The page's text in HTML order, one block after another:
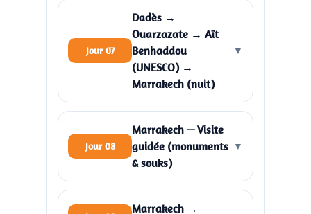
Jour 07
Dadès →
Ouarzazate → Aït
Benhaddou
(UNESCO) →
Marrakech (nuit)
▼
Jour 08
Marrakech — Visite
guidée (monuments
& souks)
▼
Marrakech →